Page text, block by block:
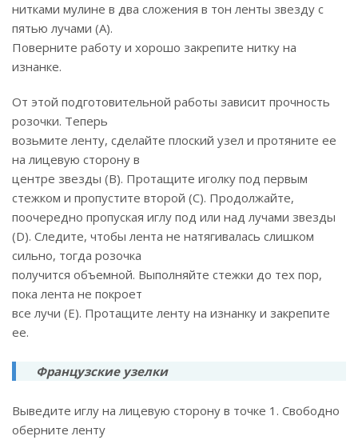
нитками мулине в два сложения в тон ленты звезду с
пятью лучами (А).
Поверните работу и хорошо закрепите нитку на
изнанке.
От этой подготовительной работы зависит прочность
розочки. Теперь
возьмите ленту, сделайте плоский узел и протяните ее
на лицевую сторону в
центре звезды (В). Протащите иголку под первым
стежком и пропустите второй (С). Продолжайте,
поочередно пропуская иглу под или над лучами звезды
(D). Следите, чтобы лента не натягивалась слишком
сильно, тогда розочка
получится объемной. Выполняйте стежки до тех пор,
пока лента не покроет
все лучи (Е). Протащите ленту на изнанку и закрепите
ее.
Французские узелки
Выведите иглу на лицевую сторону в точке 1. Свободно
оберните ленту